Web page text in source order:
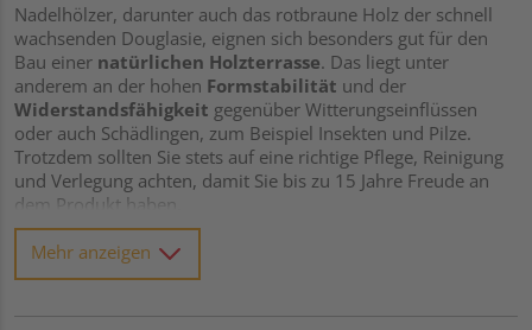
Nadelhölzer, darunter auch das rotbraune Holz der schnell
wachsenden Douglasie, eignen sich besonders gut für den
Bau einer natürlichen Holzterrasse. Das liegt unter
anderem an der hohen Formstabilität und der
Widerstandsfähigkeit gegenüber Witterungseinflüssen
oder auch Schädlingen, zum Beispiel Insekten und Pilze.
Trotzdem sollten Sie stets auf eine richtige Pflege, Reinigung
und Verlegung achten, damit Sie bis zu 15 Jahre Freude an
dem Produkt haben.
In jedem Fall entsteht durch Sonnenlicht ohne regelmäßige
Behandlung der Oberfläche eine silbergraue Schicht namens
Patina. Schauen Sie sich am besten vorab Muster an, damit
Mehr anzeigen